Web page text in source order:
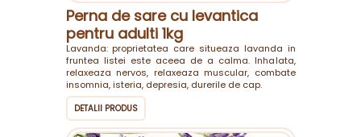
Perna de sare cu levantica
pentru adulti 1kg
Lavanda: proprietatea care situeaza lavanda in
fruntea listei este aceea de a calma. Inhalata,
relaxeaza nervos, relaxeaza muscular, combate
insomnia, isteria, depresia, durerile de cap.
DETALII PRODUS